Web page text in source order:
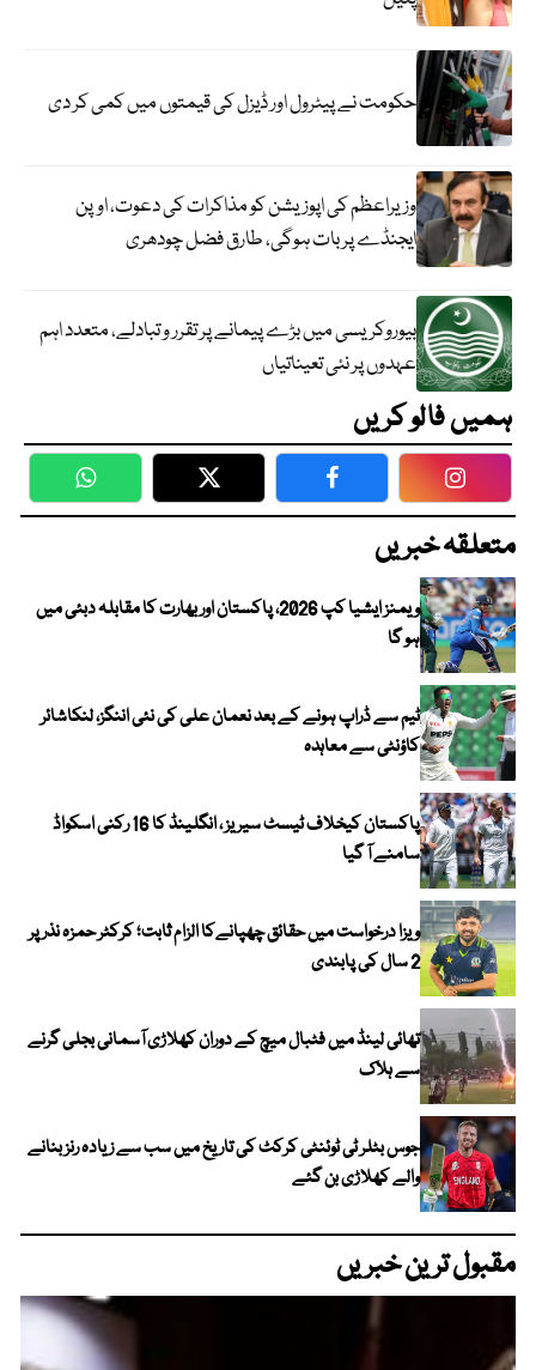
حکومت نے پیٹرول اور ڈیزل کی قیمتوں میں کمی کر دی
وزیراعظم کی اپوزیشن کو مذاکرات کی دعوت، اوپن
ایجنڈے پر بات ہوگی، طارق فضل چودھری
بیوروکریسی میں بڑے پیمانے پر تقرر و تبادلے، متعدد اہم
عہدوں پر نئی تعیناتیاں
ہمیں فالو کریں
WhatsApp Twitter Facebook
متعلقہ خبریں
ویمنز ایشیا کپ 2026، پاکستان اور بھارت کا مقابلہ دبئی میں
ہو گا
ٹیم سے ڈراپ ہونے کے بعد نعمان علی کی نئی اننگز، لنکاشائر
کاؤنٹی سے معاہدہ
پاکستان کیخلاف ٹیسٹ سیریز ، انگلینڈ کا 16 رکنی اسکواڈ
سامنے آ گیا
ویزا درخواست میں حقائق چھپانےکا الزام ثابت؛ کرکٹر حمزہ نذر پر
2 سال کی پابندی
تھائی لینڈ میں فٹبال میچ کے دوران کھلاڑی آسمانی بجلی گرنے
سے ہلاک
جوس بٹلر ٹی ٹوئنٹی کرکٹ کی تاریخ میں سب سے زیادہ رنز بنانے
والے کھلاڑی بن گئے
مقبول ترین خبریں